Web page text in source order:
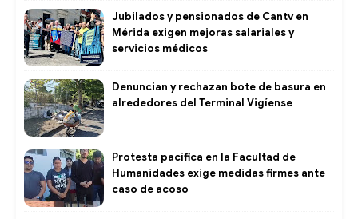
Jubilados y pensionados de Cantv en
Mérida exigen mejoras salariales y
servicios médicos
Denuncian y rechazan bote de basura en
alrededores del Terminal Vigíense
Protesta pacífica en la Facultad de
Humanidades exige medidas firmes ante
caso de acoso